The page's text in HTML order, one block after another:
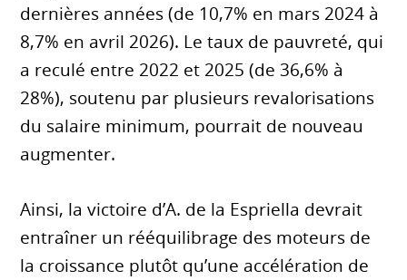
dernières années (de 10,7% en mars 2024 à
8,7% en avril 2026). Le taux de pauvreté, qui
a reculé entre 2022 et 2025 (de 36,6% à
28%), soutenu par plusieurs revalorisations
du salaire minimum, pourrait de nouveau
augmenter.
Ainsi, la victoire d’A. de la Espriella devrait
entraîner un rééquilibrage des moteurs de
la croissance plutôt qu’une accélération de